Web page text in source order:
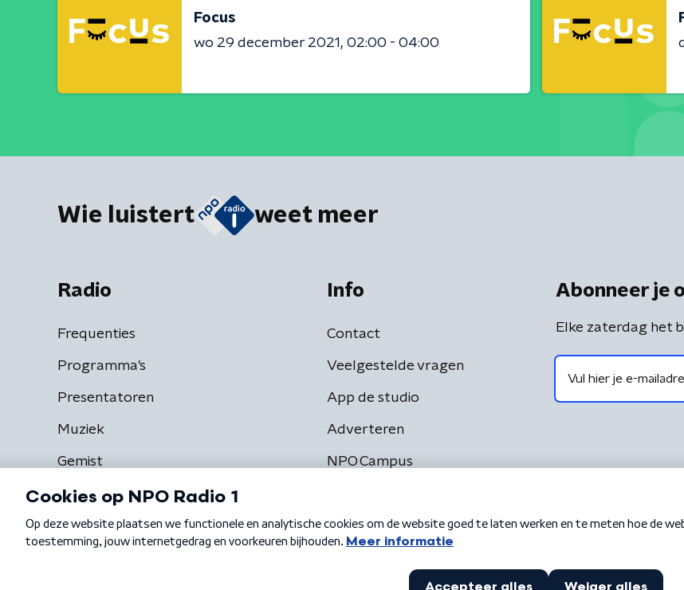
Focus
wo 29 december 2021
02:00 - 04:00
Wie luistert weet meer
Radio
Frequenties
Programma's
Presentatoren
Muziek
Gemist
Info
Contact
Veelgestelde vragen
App de studio
Adverteren
NPO Campus
Abonneer je
Elke zaterdag het
Algemene voorwaarden Privacybeleid